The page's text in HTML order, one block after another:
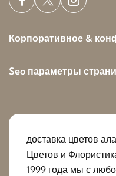
Корпоративное &
Seo параметры
доставка цветов
Цветов и
1999 года мы с